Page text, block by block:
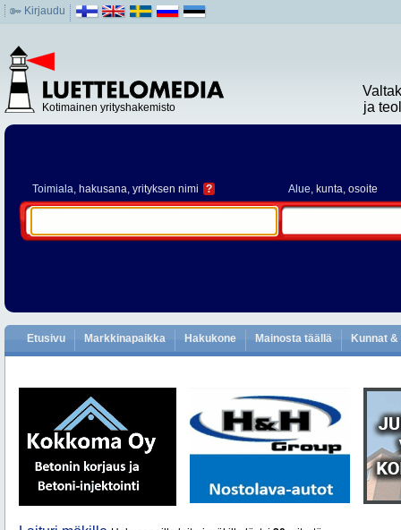
Kirjaudu
Kotimainen yrityshakemisto
ja
Toimiala, hakusana, yrityksen nimi ? Alue, kunta, osoite
Etusivu Markkinapaikka Hakukone Mainosta täällä Kunnat